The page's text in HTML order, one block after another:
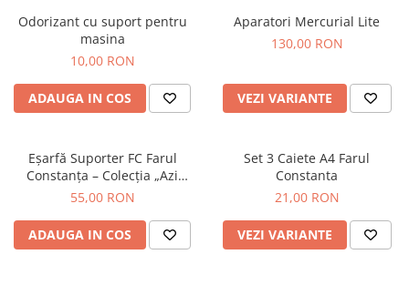
Odorizant cu suport pentru
masina
10,00 RON
ADAUGA IN COS
Aparatori Mercurial Lite
130,00 RON
VEZI VARIANTE
Eșarfă Suporter FC Farul
Constanța – Colecția „Azi
Joacă Farul”-cu franjuri
55,00 RON
ADAUGA IN COS
Set 3 Caiete A4 Farul
Constanta
21,00 RON
VEZI VARIANTE